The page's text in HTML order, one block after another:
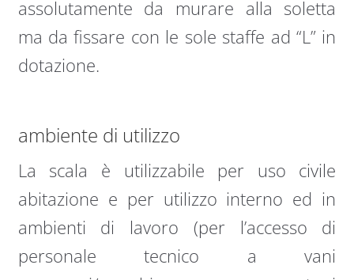
assolutamente da murare alla soletta
ma da fissare con le sole staffe ad “L” in
dotazione.
ambiente di utilizzo
La scala è utilizzabile per uso civile
abitazione e per utilizzo interno ed in
ambienti di lavoro (per l’accesso di
personale tecnico a vani